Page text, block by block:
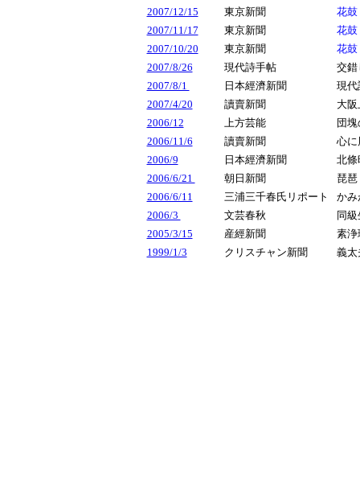
2007/12/15
東京新聞
花
2007/11/17
東京新聞
花
2007/10/20
東京新聞
花
2007/8/26
現代詩手帖
交錯
2007/8/1
日本經濟新聞
現
2007/4/20
讀賣新聞
大
2006/12
上方芸能
団
2006/11/6
讀賣新聞
心
2006/9
日本經濟新聞
北
2006/6/21
朝日新聞
琵
2006/6/11
三浦三千春氏リポート
か
2006/3
文芸春秋
同
2005/3/15
産經新聞
素
1999/1/3
クリスチャン新聞 義